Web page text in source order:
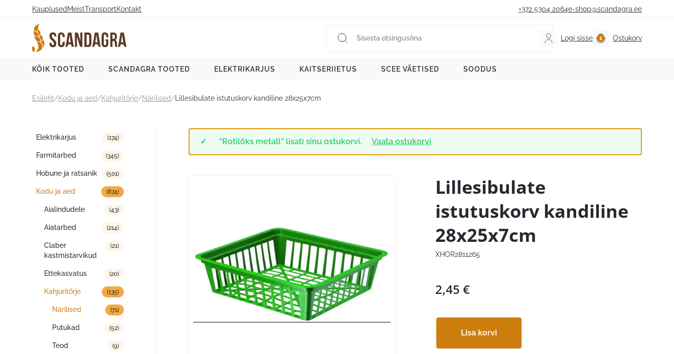
Kauplused MeistTransportKontakt +372 5304 2064e-shop@scandagra.ee
Logi sisse Ostukorv
KÕIK TOOTED SCANDAGRA TOOTED ELEKTRIKARJUS KAITSERIIETUS SCEE VÄETISED SOODUS
Esileht/Kodu ja aed/Kahjuritõrje/Närilised/ Lillesibulate istutuskorv kandiline 28x25x7cm
Tootekategooriad
Elektrikarjus (174)
Farmitarbed (345)
Hobune ja ratsanik (501)
Kodu ja aed (874)
Aialindudele (43)
Aiatarbed (214)
Claber
kastmistarvikud
(21)
Ettekasvatus (20)
Kahjuritõrje (135)
Närilised (71)
Putukad (52)
Teod (9)
“Rotilõks metall” lisati sinu ostukorvi. Vaata ostukorvi
Lillesibulate
istutuskorv kandiline
28x25x7cm
XHOR2811265
2,45 €
Lisa korvi